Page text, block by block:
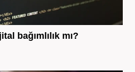
bağımlılık mı?